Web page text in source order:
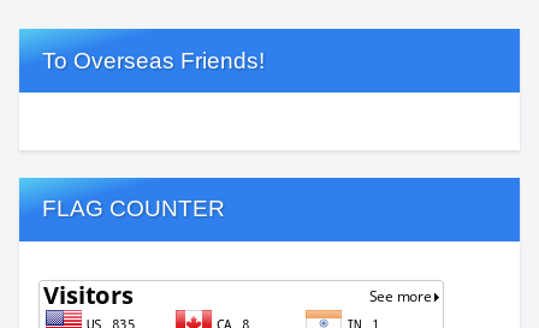
To Overseas Friends!
FLAG COUNTER